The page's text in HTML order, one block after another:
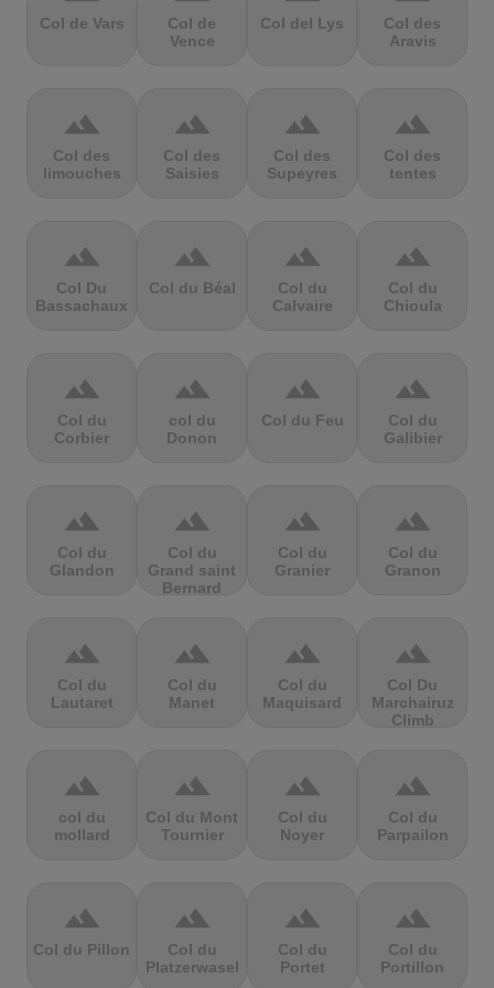
Col de Vars
Col de
Vence
Col del Lys
Col des
Aravis
terrain
Col des
limouches
terrain
Col des
Saisies
terrain
Col des
Supeyres
terrain
Col des
tentes
terrain
Col Du
Bassachaux
terrain
Col du Béal
terrain
Col du
Calvaire
terrain
Col du
Chioula
terrain
Col du
Corbier
terrain
col du
Donon
terrain
Col du Feu
terrain
Col du
Galibier
terrain
Col du
Glandon
terrain
Col du
Grand saint
Bernard
terrain
Col du
Granier
terrain
Col du
Granon
terrain
Col du
Lautaret
terrain
Col du
Manet
terrain
Col du
Maquisard
terrain
Col Du
Marchairuz
Climb
terrain
col du
mollard
terrain
Col du Mont
Tournier
terrain
Col du
Noyer
terrain
Col du
Parpailon
terrain
Col du Pillon
terrain
Col du
Platzerwasel
terrain
Col du
Portet
terrain
Col du
Portillon